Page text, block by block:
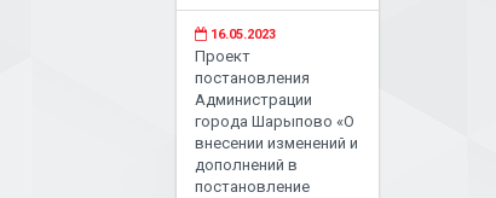
16.05.2023
Проект
постановления
Администрации
города Шарыпово «О
внесении изменений и
дополнений в
постановление